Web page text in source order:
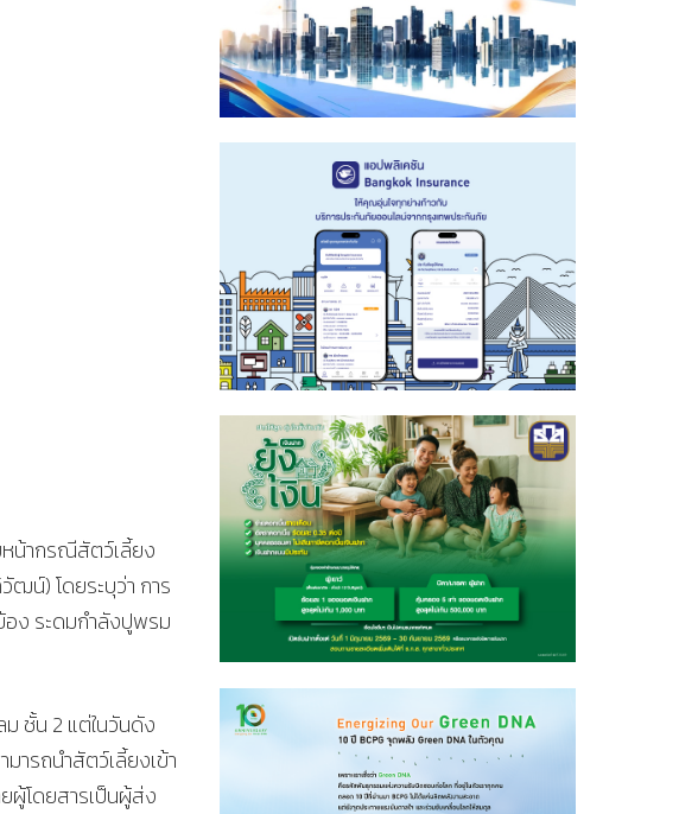
หน้ากรณีสัตว์เลี้ยง
ฒน์) โดยระบุว่า การ
อง ระดมกำลังปูพรม
ชั้น 2 แต่ในวันดัง
ารถนำสัตว์เลี้ยงเข้า
ผู้โดยสารเป็นผู้ส่ง